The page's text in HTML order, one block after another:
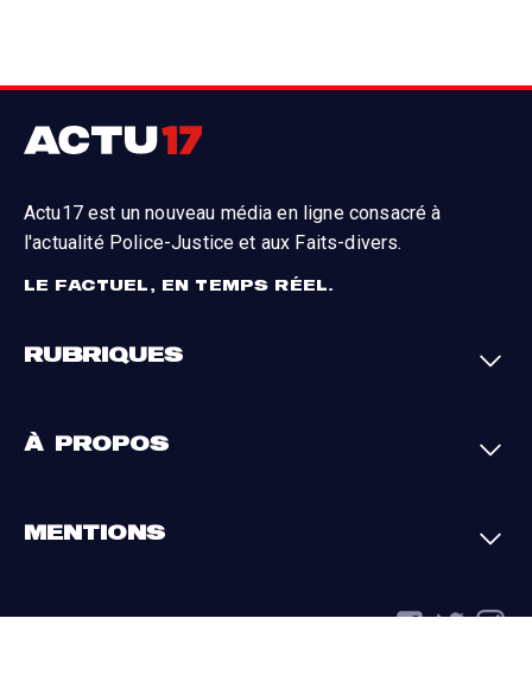
Actu17 est un nouveau média en ligne consacré à
l'actualité Police-Justice et aux Faits-divers.
LE FACTUEL, EN TEMPS RÉEL.
RUBRIQUES
Par région
À PROPOS
MENTIONS